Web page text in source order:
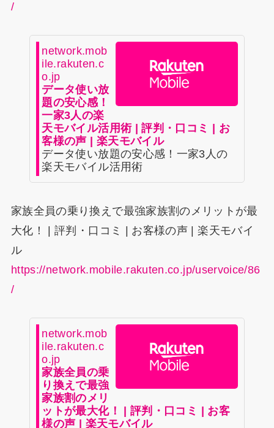
/
network.mob
ile.rakuten.c
o.jp
データ使い放
題の安心感！
一家3人の楽
天モバイル活用術 | 評判・口コミ | お
客様の声 | 楽天モバイル
データ使い放題の安心感！一家3人の
楽天モバイル活用術
家族全員の乗り換えで最強家族割のメリットが最
大化！ | 評判・口コミ | お客様の声 | 楽天モバイ
ル
https://network.mobile.rakuten.co.jp/uservoice/86
/
network.mob
ile.rakuten.c
o.jp
家族全員の乗
り換えで最強
家族割のメリ
ットが最大化！ | 評判・口コミ | お客
様の声 | 楽天モバイル